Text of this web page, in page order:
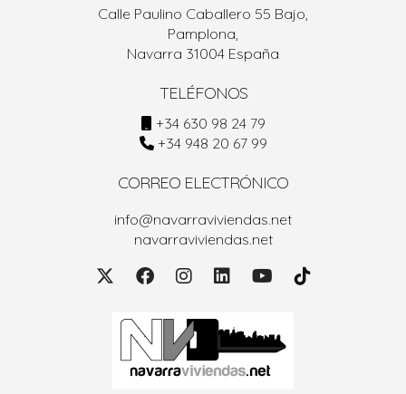
Calle Paulino Caballero 55 Bajo,
Pamplona,
Navarra 31004 España
TELÉFONOS
+34 630 98 24 79
+34 948 20 67 99
CORREO ELECTRÓNICO
info@navarraviviendas.net
navarraviviendas.net